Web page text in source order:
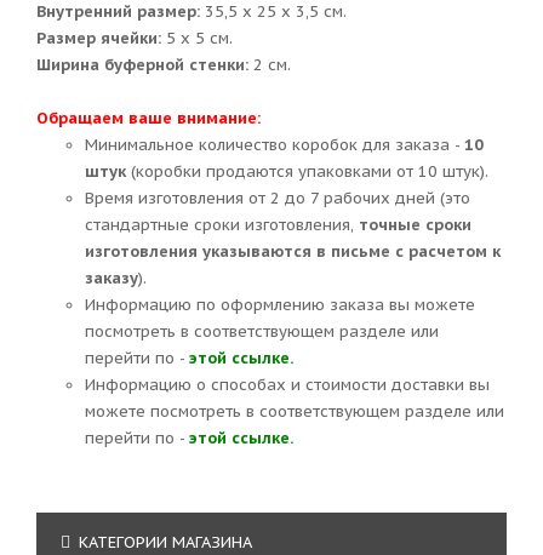
Внутренний размер: 35,5 х 25 х 3,5 см.
Размер ячейки: 5 х 5 см.
Ширина буферной стенки: 2 см.
Обращаем ваше внимание:
Минимальное количество коробок для заказа - 10
штук(коробки продаются упаковками от 10 штук).
Время изготовления от 2 до 7 рабочих дней (это
стандартные сроки изготовления, точные сроки
изготовления указываются в письме с расчетом к
заказу).
Информацию по оформлению заказа вы можете
посмотреть в соответствующем разделе или
перейти по - этой ссылке.
Информацию о способах и стоимости доставки вы
можете посмотреть в соответствующем разделе или
перейти по - этой ссылке.
КАТЕГОРИИ МАГАЗИНА